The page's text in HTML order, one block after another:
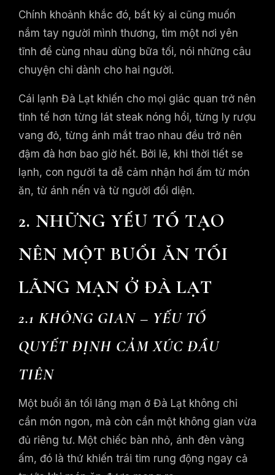
Chính khoảnh khắc đó, bất kỳ ai cũng muốn
nắm tay người mình thương, tìm một nơi yên
tĩnh để cùng nhau dùng bữa tối, nói những câu
chuyện chỉ dành cho hai người.
Cái lạnh Đà Lạt khiến cho mọi giác quan trở nên
tinh tế hơn từng lát steak nóng hổi, từng ly rượu
vang đỏ, từng ánh mắt trao nhau đều trở nên
đậm đà hơn bao giờ hết. Bởi lẽ, khi thời tiết se
lạnh, con người ta dễ cảm nhận hơi ấm từ món
ăn, từ ánh nến và từ người đối diện.
2. NHỮNG YẾU TỐ TẠO
NÊN MỘT BUỔI ĂN TỐI
LÃNG MẠN Ở ĐÀ LẠT
2.1 KHÔNG GIAN – YẾU TỐ
QUYẾT ĐỊNH CẢM XÚC ĐẦU
TIÊN
Một buổi ăn tối lãng mạn ở Đà Lạt không chỉ
cần món ngon, mà còn cần một không gian vừa
đủ riêng tư. Một chiếc bàn nhỏ, ánh đèn vàng
ấm, đó là thứ khiến trái tim rung động ngay cả